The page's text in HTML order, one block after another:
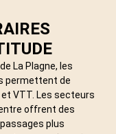
La Plagne, les
permettent de
VTT. Les secteurs
offrent des
plus